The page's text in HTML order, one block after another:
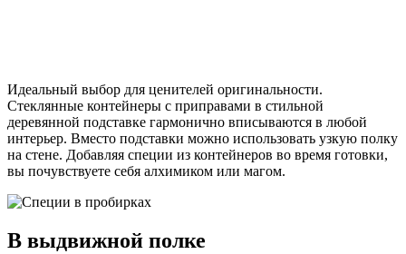
Идеальный выбор для ценителей оригинальности.
Стеклянные контейнеры с приправами в стильной
деревянной подставке гармонично вписываются в любой
интерьер. Вместо подставки можно использовать узкую полку
на стене. Добавляя специи из контейнеров во время готовки,
вы почувствуете себя алхимиком или магом.
В выдвижной полке